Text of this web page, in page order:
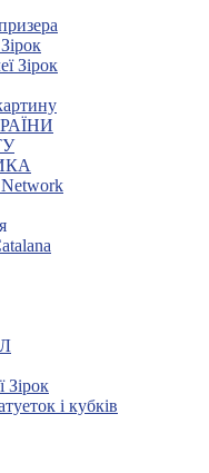
Зірок
Зірок
і кубків